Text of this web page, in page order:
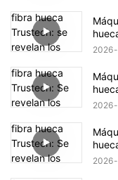
2026
2026
2026